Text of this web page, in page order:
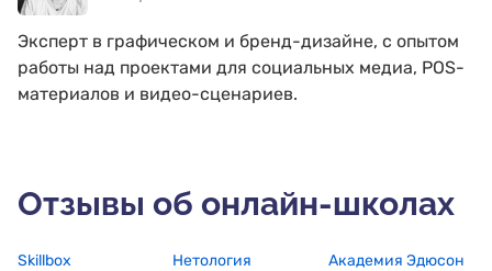
Эксперт в графическом и бренд-дизайне, с опытом
работы над проектами для социальных медиа, POS-
материалов и видео-сценариев.
Отзывы об онлайн-школах
Skillbox Нетология
Академия Эдюсон